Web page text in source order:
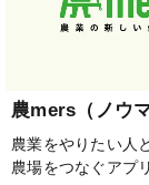
農mers（ノウ
農業をやりたい人と
農場をつなぐアプリ